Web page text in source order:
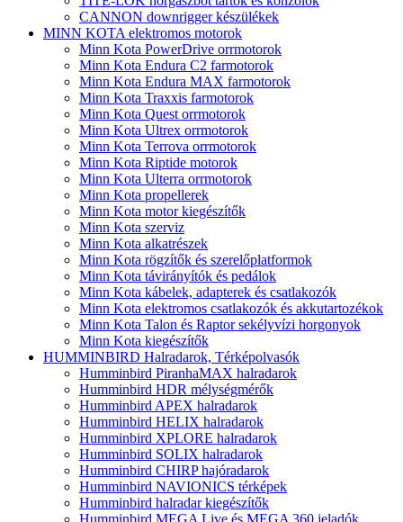
CANNON downrigger készülékek
MINN KOTA elektromos motorok
Minn Kota PowerDrive orrmotorok
Minn Kota Endura C2 farmotorok
Minn Kota Endura MAX farmotorok
Minn Kota Traxxis farmotorok
Minn Kota Quest orrmotorok
Minn Kota Ultrex orrmotorok
Minn Kota Terrova orrmotorok
Minn Kota Riptide motorok
Minn Kota Ulterra orrmotorok
Minn Kota propellerek
Minn Kota motor kiegészítők
Minn Kota szerviz
Minn Kota alkatrészek
Minn Kota rögzítők és szerelőplatformok
Minn Kota távirányítók és pedálok
Minn Kota kábelek, adapterek és csatlakozók
Minn Kota elektromos csatlakozók és akkutartozékok
Minn Kota Talon és Raptor sekélyvízi horgonyok
Minn Kota kiegészítők
HUMMINBIRD Halradarok, Térképolvasók
Humminbird PiranhaMAX halradarok
Humminbird HDR mélységmérők
Humminbird APEX halradarok
Humminbird HELIX halradarok
Humminbird XPLORE halradarok
Humminbird SOLIX halradarok
Humminbird CHIRP hajóradarok
Humminbird NAVIONICS térképek
Humminbird halradar kiegészítők
Humminbird MEGA Live és MEGA 360 jeladók